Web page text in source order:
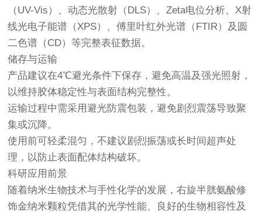
（UV-Vis）、动态光散射（DLS）、Zeta电位分析、X射
线光电子能谱（XPS）、傅里叶红外光谱（FTIR）及圆
二色谱（CD）等完整表征数据。
储存与运输
产品建议在4℃避光条件下保存，避免高温及强光照射，
以维持胶体稳定性与表面结构完整性。
运输过程中需采用避光防震包装，避免剧烈震荡导致聚
集或沉降。
使用前可轻柔混匀，不建议剧烈振荡或长时间超声处
理，以防止表面配体结构破坏。
科研应用前景
随着纳米生物技术与手性化学的发展，右旋半胱氨酸修
饰金纳米颗粒凭借其的光学性能、良好的生物相容性及